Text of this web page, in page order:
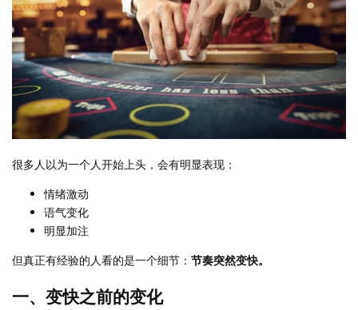
很多人以为一个人开始上头，会有明显表现：
情绪激动
语气变化
明显加注
但真正有经验的人看的是一个细节： 节奏突然变快。
一、变快之前的变化